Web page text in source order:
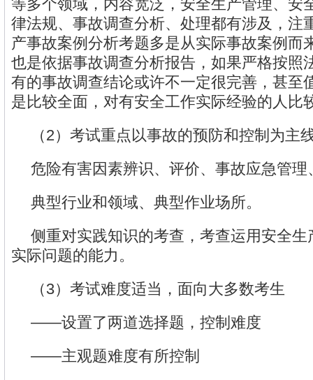
等多个领域，内容宽泛，安全生产管理、安
律法规、事故调查分析、处理都有涉及，注
产事故案例分析考题多是从实际事故案例而
也是依据事故调查分析报告，如果严格按照
有的事故调查结论或许不一定很完善，甚至
是比较全面，对有安全工作实际经验的人比
（2）考试重点以事故的预防和控制为主
危险有害因素辨识、评价、事故应急管
典型行业和领域、典型作业场所。
侧重对实践知识的考查，考查运用安全
实际问题的能力。
（3）考试难度适当，面向大多数考生
——设置了两道选择题，控制难度
——主观题难度有所控制